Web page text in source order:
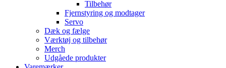
Tilbehør
Fjernstyring og modtager
Servo
Dæk og fælge
Værktøj og tilbehør
Merch
Udgåede produkter